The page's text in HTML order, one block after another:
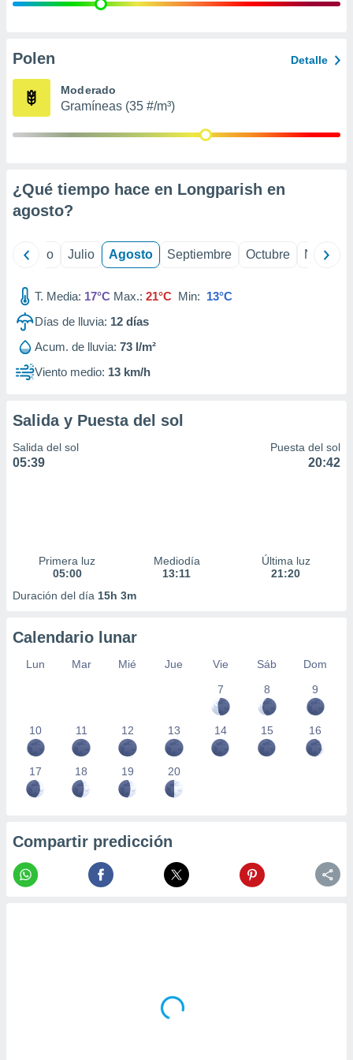
e
publicidad
Polen Detalle
Moderado
Gramíneas (35 #/m³)
¿Qué tiempo hace en Longparish en
agosto?
Junio Julio Agosto Septiembre Octubre
T. Media: 17°C Max.: 21°C Min: 13°C
Días de lluvia: 12 días
Acum. de lluvia: 73 l/m²
Viento medio: 13 km/h
Salida y Puesta del sol
Salida del sol
05:39
Puesta del sol
20:42
Primera luz
05:00
Mediodía
13:11
Última luz
21:20
Duración del día 15h 3m
Calendario lunar
Lun Mar Mié Jue Vie Sáb
Dom
7
8 9
10 11 12 13 14 15 16
17 18 19 20
Compartir predicción